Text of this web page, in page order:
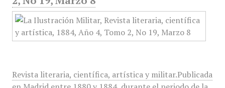
Revista literaria, científica, artística y militar.Publicada